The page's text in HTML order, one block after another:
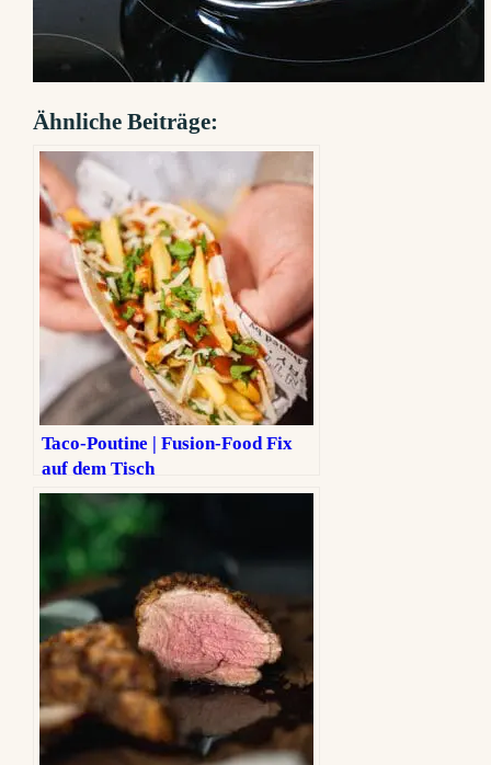
Ähnliche Beiträge:
Taco-Poutine | Fusion-Food Fix
auf dem Tisch